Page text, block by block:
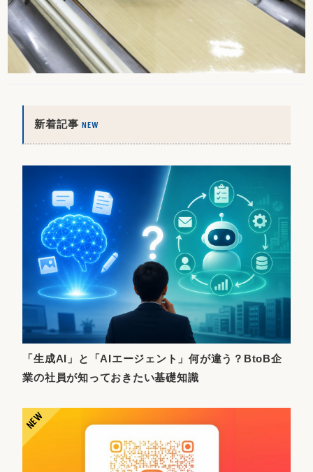
新着記事NEW
「生成AI」と「AIエージェント」何が違う？BtoB企
業の社員が知っておきたい基礎知識